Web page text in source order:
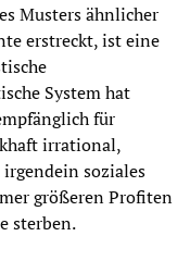
Musters ähnlicher
erstreckt, ist eine
System hat
für
irrational,
soziales
größeren Profiten
sterben.